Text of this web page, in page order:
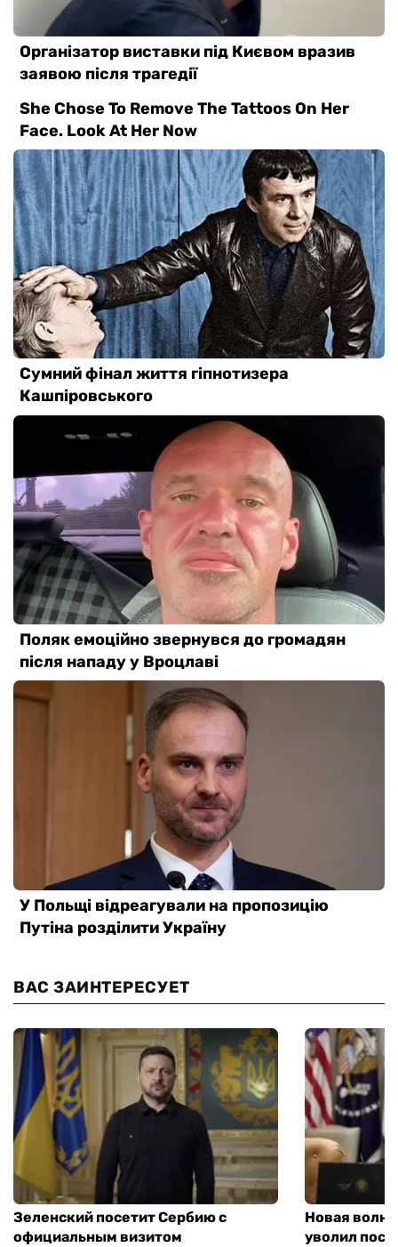
ВАС ЗАИНТЕРЕСУЕТ
Зеленский посетит Сербию с
официальным визитом
Новая
уволил